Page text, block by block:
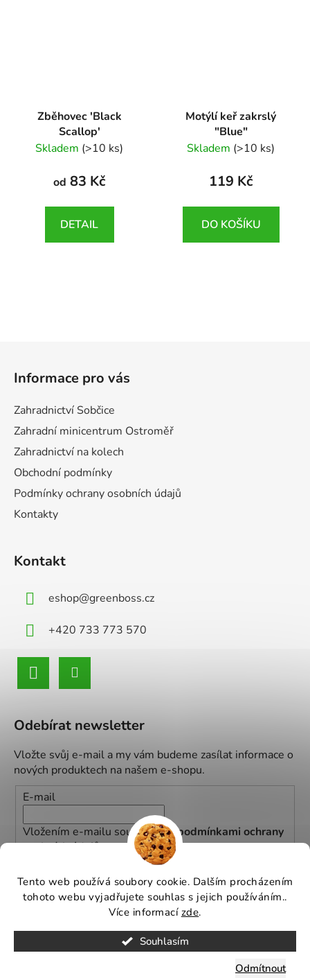
Tento web používá soubory cookie. Dalším procházením
tohoto webu vyjadřujete souhlas s jejich používáním..
Více informací zde.
Souhlasím
Odmítnout
Zběhovec 'Black
Scallop'
Ajuga reptans 'Black
Skladem (>10 ks)
od 83 Kč
DETAIL
Motýlí keř zakrslý
"Blue"
Buddleja Summer Bird
Skladem (>10 ks)
119 Kč
DO KOŠÍKU
Informace pro vás
Zahradnictví Sobčice
Zahradní minicentrum Ostroměř
Zahradnictví na kolech
Obchodní podmínky
Podmínky ochrany osobních údajů
Kontakty
Kontakt
eshop@greenboss.cz
+420 733 773 570
Odebírat newsletter
Vložte svůj e-mail a my vám budeme zasílat informace o
nových produktech na našem e-shopu.
E-mail
Vložením e-mailu souhlasíte spodmínkami ochrany
osobních údajů
PŘIHLÁSIT SE
- Všechna